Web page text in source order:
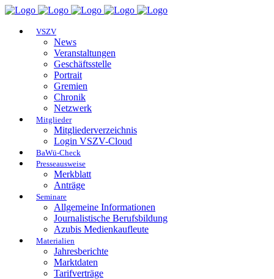
VSZV
News
Veranstaltungen
Geschäftsstelle
Portrait
Gremien
Chronik
Netzwerk
Mitglieder
Mitgliederverzeichnis
Login VSZV-Cloud
BaWü-Check
Presseausweise
Merkblatt
Anträge
Seminare
Allgemeine Informationen
Journalistische Berufsbildung
Azubis Medienkaufleute
Materialien
Jahresberichte
Marktdaten
Tarifverträge